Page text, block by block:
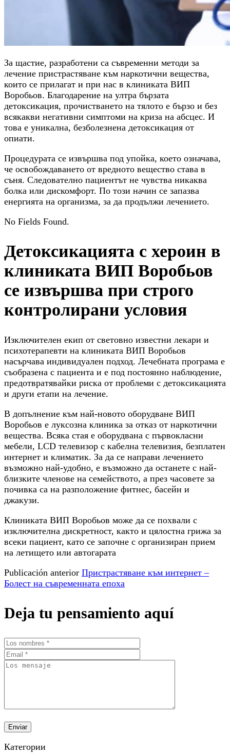
За щастие, разработени са съвременни методи за
лечение пристрастяване към наркотични вещества,
които се прилагат и при нас в клиниката ВИП
Воробьов. Благодарение на ултра бързата
детоксикация, прочистването на тялото е бързо и без
всякакви негативни симптоми на криза на абсцес. И
това е уникална, безболезнена детоксикация от
опиати.
Процедурата се извършва под упойка, което означава,
че освобождаването от вредното вещество става в
съня. Следователно пациентът не чувства никаква
болка или дискомфорт. По този начин се запазва
енергията на организма, за да продължи лечението.
No Fields Found.
Детоксикацията с хероин в
клиниката ВИП Воробьов
се извършва при строго
контролирани условия
Изключителен екип от световно известни лекари и
психотерапевти на клиниката ВИП Воробьов
насърчава индивидуален подход. Лечебната програма е
съобразена с пациента и е под постоянно наблюдение,
предотвратявайки риска от проблеми с детоксикацията
и други етапи на лечение.
В допълнение към най-новото оборудване ВИП
Воробьов е луксозна клиника за отказ от наркотични
вещества. Всяка стая е оборудвана с първокласни
мебели, LCD телевизор с кабелна телевизия, безплатен
интернет и климатик. За да се направи лечението
възможно най-удобно, е възможно да останете с най-
близките членове на семейството, а през часовете за
почивка са на разположение фитнес, басейн и
джакузи.
Клиниката ВИП Воробьов може да се похвали с
изключителна дискретност, както и цялостна грижа за
всеки пациент, като се започне с организиран прием
на летището или автогарата
Publicación anterior Пристрастяване към интернет –
Болест на съвременната епоха
Deja tu pensamiento aquí
Категории